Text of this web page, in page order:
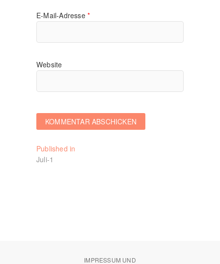
E-Mail-Adresse *
Website
Beitragsnavigation
Published in
Juli-1
IMPRESSUM UND